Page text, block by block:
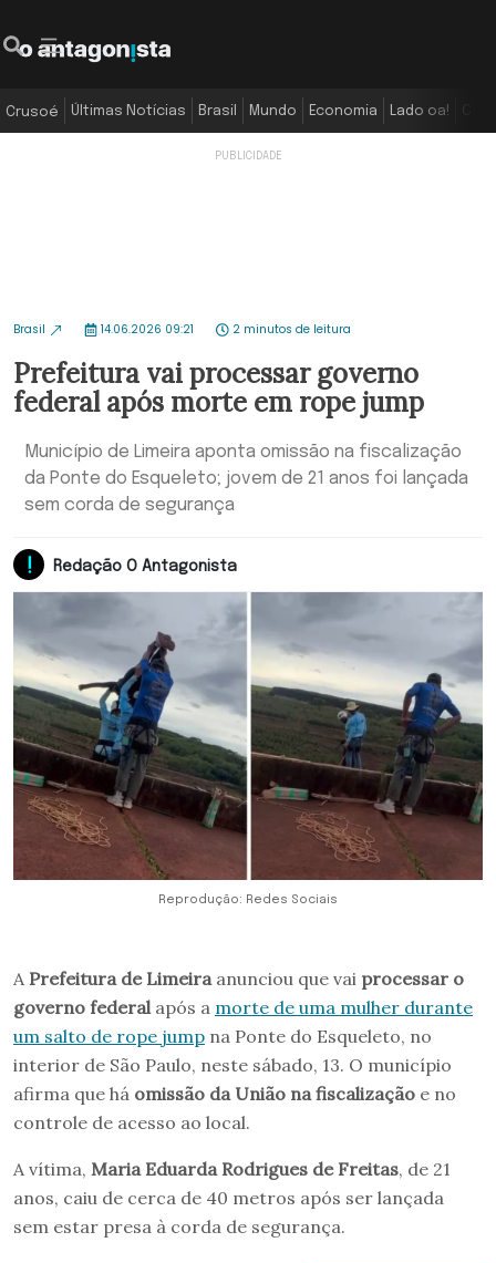
Crusoé Últimas Notícias Brasil Mundo Economia Lado oa!
Brasil 14.06.2026 09:21 2 minutos de leitura
Prefeitura vai processar governo
federal após morte em rope jump
Município de Limeira aponta omissão na fiscalização
da Ponte do Esqueleto; jovem de 21 anos foi lançada
sem corda de segurança
Redação O Antagonista
Reprodução: Redes Sociais
A Prefeitura de Limeiraanunciou que vai processar o
governo federalapós a morte de uma mulher durante
um salto de rope jump na Ponte do Esqueleto, no
interior de São Paulo, neste sábado, 13. O município
afirma que há omissão da União na fiscalização e no
controle de acesso ao local.
A vítima, Maria Eduarda Rodrigues de Freitas, de 21
anos, caiu de cerca de 40 metros após ser lançada
sem estar presa à corda de segurança.